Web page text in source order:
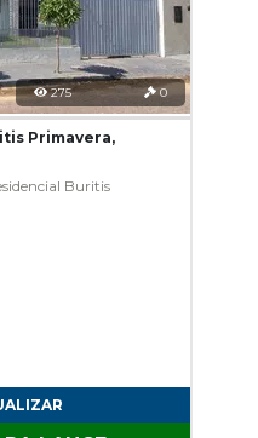
275 0
Primavera,
Buritis